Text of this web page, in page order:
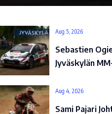
Aug 5, 2026
Sebastien
Jyväskylän
Aug 4, 2026
Sami Pajari